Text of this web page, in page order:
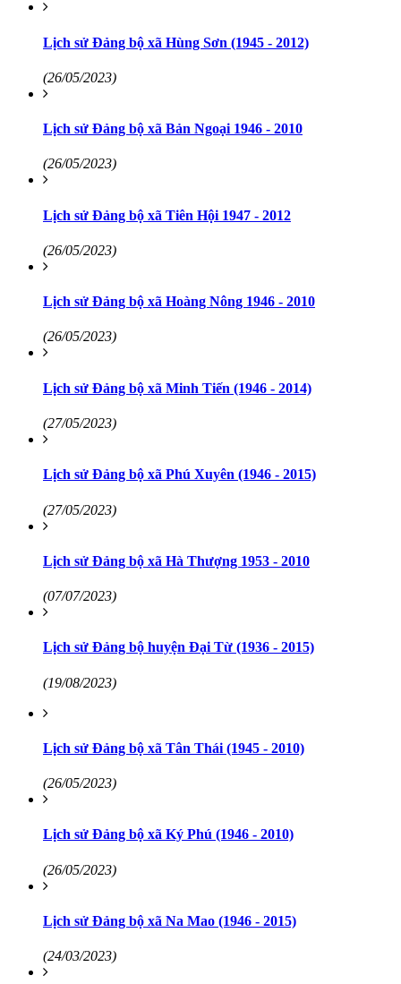
Lịch sử Đảng bộ xã Hùng Sơn (1945 - 2012)
(26/05/2023)
Lịch sử Đảng bộ xã Bản Ngoại 1946 - 2010
(26/05/2023)
Lịch sử Đảng bộ xã Tiên Hội 1947 - 2012
(26/05/2023)
Lịch sử Đảng bộ xã Hoàng Nông 1946 - 2010
(26/05/2023)
Lịch sử Đảng bộ xã Minh Tiến (1946 - 2014)
(27/05/2023)
Lịch sử Đảng bộ xã Phú Xuyên (1946 - 2015)
(27/05/2023)
Lịch sử Đảng bộ xã Hà Thượng 1953 - 2010
(07/07/2023)
Lịch sử Đảng bộ huyện Đại Từ (1936 - 2015)
(19/08/2023)
Lịch sử Đảng bộ xã Tân Thái (1945 - 2010)
(26/05/2023)
Lịch sử Đảng bộ xã Ký Phú (1946 - 2010)
(26/05/2023)
Lịch sử Đảng bộ xã Na Mao (1946 - 2015)
(24/03/2023)